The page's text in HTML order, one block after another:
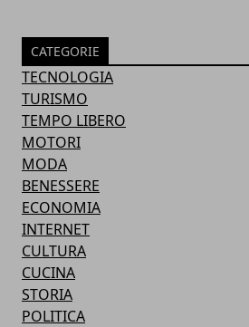
CATEGORIE
TECNOLOGIA
TURISMO
TEMPO LIBERO
MOTORI
MODA
BENESSERE
ECONOMIA
INTERNET
CULTURA
CUCINA
STORIA
POLITICA